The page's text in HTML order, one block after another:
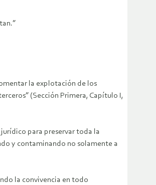
la explotación de los
(Sección Primera, Capítulo I,
para preservar toda la
y contaminando no solamente a
la convivencia en todo